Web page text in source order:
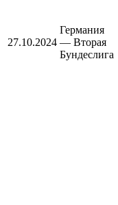
27.10.2024
Германия
— Вторая
Бундеслига